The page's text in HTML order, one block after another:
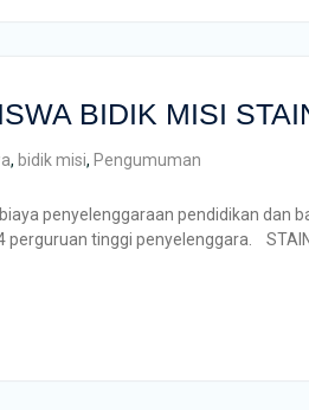
BIDIK MISI
, bidik misi, Pengumuman
penyelenggaraan pendidikan
tinggi penyelenggara.